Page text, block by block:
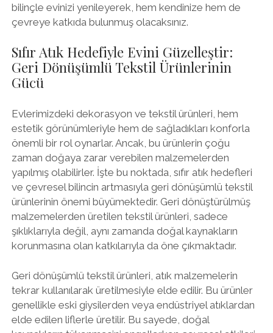
bilinçle evinizi yenileyerek, hem kendinize hem de
çevreye katkıda bulunmuş olacaksınız.
Sıfır Atık Hedefiyle Evini Güzelleştir:
Geri Dönüşümlü Tekstil Ürünlerinin
Gücü
Evlerimizdeki dekorasyon ve tekstil ürünleri, hem
estetik görünümleriyle hem de sağladıkları konforla
önemli bir rol oynarlar. Ancak, bu ürünlerin çoğu
zaman doğaya zarar verebilen malzemelerden
yapılmış olabilirler. İşte bu noktada, sıfır atık hedefleri
ve çevresel bilincin artmasıyla geri dönüşümlü tekstil
ürünlerinin önemi büyümektedir. Geri dönüştürülmüş
malzemelerden üretilen tekstil ürünleri, sadece
şıklıklarıyla değil, aynı zamanda doğal kaynakların
korunmasına olan katkılarıyla da öne çıkmaktadır.
Geri dönüşümlü tekstil ürünleri, atık malzemelerin
tekrar kullanılarak üretilmesiyle elde edilir. Bu ürünler
genellikle eski giysilerden veya endüstriyel atıklardan
elde edilen liflerle üretilir. Bu sayede, doğal